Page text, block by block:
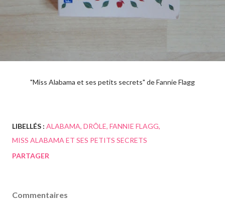
"Miss Alabama et ses petits secrets" de Fannie Flagg
LIBELLÉS : ALABAMA DRÔLE FANNIE FLAGG
MISS ALABAMA ET SES PETITS SECRETS
PARTAGER
Commentaires